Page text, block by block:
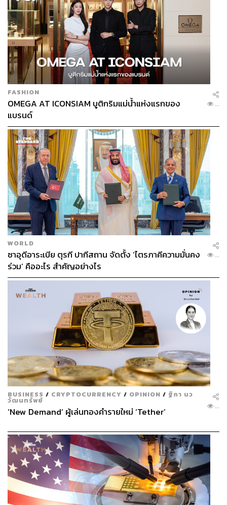
FASHION
OMEGA AT ICONSIAM บูติกริมแม่น้ำแห่งแรกของ
แบรนด์
...
WORLD
ซาอุดีอาระเบีย ตุรกี ปากีสถาน จัดตั้ง ‘ไตรภาคีความมั่นคง
ร่วม’ คืออะไร สำคัญอย่างไร
...
BUSINESS / CRYPTOCURRENCY / OPINION / ฐิภา นว
วัฒนทรัพย์
‘New Demand’ ผู้เล่นทองคำรายใหม่ ‘Tether’ ...